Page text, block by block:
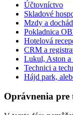
Účtovníctvo
Skladové
Mzdy a
Pokladnica
Hotelová
CRM a
Lukul, Aston a
Technici a
Hájd park,
Oprávnenia pre